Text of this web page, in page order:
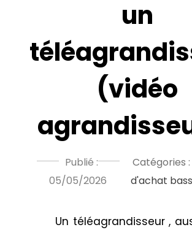
un
(vidéo
Publié :
05/05/2026
Catégories
d'achat
Un téléagrandisseur ,